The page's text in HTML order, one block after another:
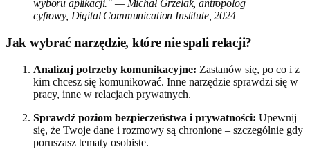
wyboru aplikacji." — Michał Grzelak, antropolog
cyfrowy, Digital Communication Institute, 2024
Jak wybrać narzędzie, które nie spali relacji?
Analizuj potrzeby komunikacyjne: Zastanów się, po co i z
kim chcesz się komunikować. Inne narzędzie sprawdzi się w
pracy, inne w relacjach prywatnych.
Sprawdź poziom bezpieczeństwa i prywatności: Upewnij
się, że Twoje dane i rozmowy są chronione – szczególnie gdy
poruszasz tematy osobiste.